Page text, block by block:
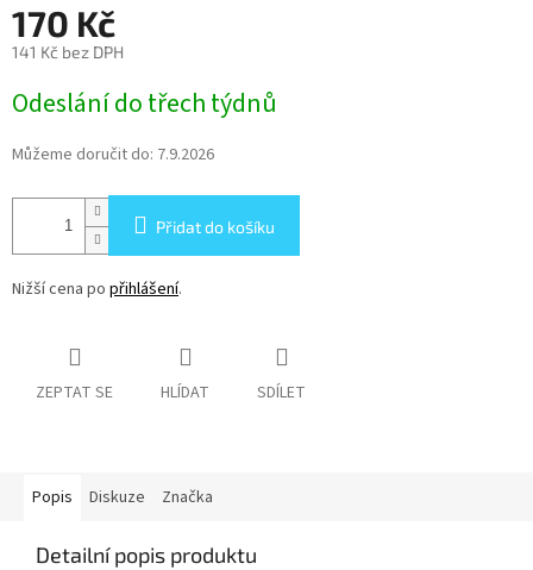
170 Kč
141 Kč bez DPH
cena:
Odeslání do třech týdnů
Můžeme doručit do: 7.9.2026
Přidat do košíku
Nižší cena po přihlášení.
ZEPTAT SE HLÍDAT SDÍLET
Popis Diskuze Značka
Detailní popis produktu